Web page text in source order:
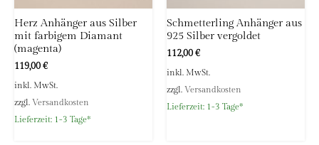
Herz Anhänger aus Silber
mit farbigem Diamant
(magenta)
119,00€
inkl. MwSt.
zzgl. Versandkosten
Lieferzeit: 1-3 Tage*
Schmetterling Anhänger aus
925 Silber vergoldet
112,00€
inkl. MwSt.
zzgl. Versandkosten
Lieferzeit: 1-3 Tage*